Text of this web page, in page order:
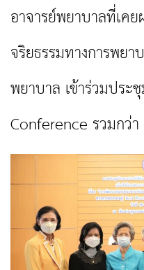
อาจารย์พยาบาลที่เค
จริยธรรมทางการพย
พยาบาล เข้าร่วมปร
Conference รวมกว่